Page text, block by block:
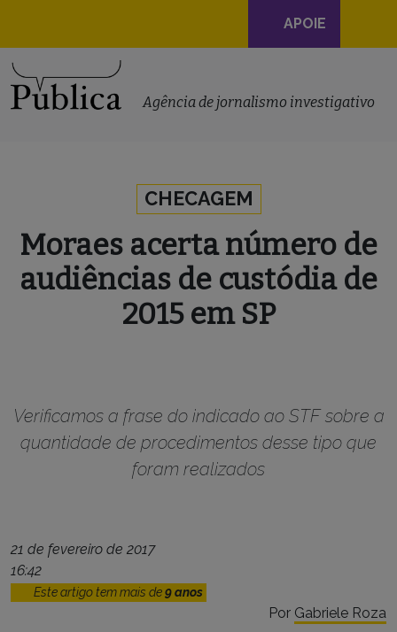
Navegação
principal
APOIE
Agência de jornalismo investigativo
CHECAGEM
Moraes acerta número de
audiências de custódia de
2015 em SP
Verificamos a frase do indicado ao STF sobre a
quantidade de procedimentos desse tipo que
foram realizados
21 de fevereiro de 2017
16:42
Este artigo tem mais de9 anos
Por Gabriele Roza